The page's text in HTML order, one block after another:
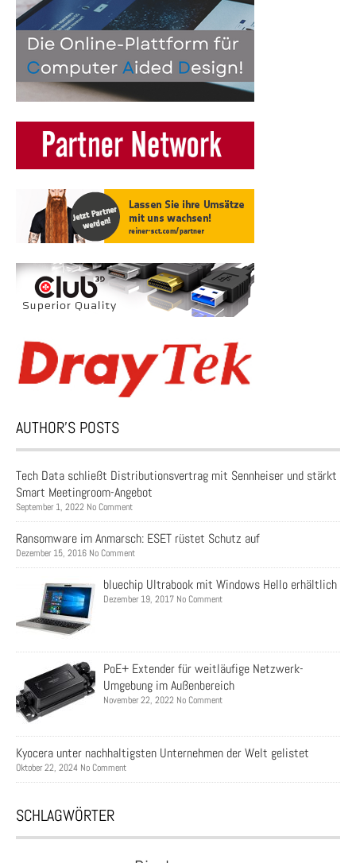
AUTHOR’S POSTS
Tech Data schließt Distributionsvertrag mit Sennheiser und stärkt
Smart Meetingroom-Angebot
September 1, 2022 No Comment
Ransomware im Anmarsch: ESET rüstet Schutz auf
Dezember 15, 2016 No Comment
bluechip Ultrabook mit Windows Hello erhältlich
Dezember 19, 2017 No Comment
PoE+ Extender für weitläufige Netzwerk-
Umgebung im Außenbereich
November 22, 2022 No Comment
Kyocera unter nachhaltigsten Unternehmen der Welt gelistet
Oktober 22, 2024 No Comment
SCHLAGWÖRTER